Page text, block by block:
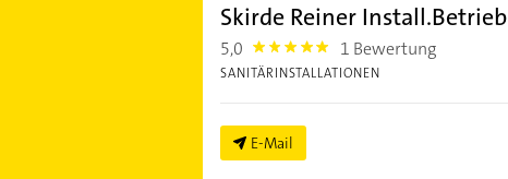
Skirde Reiner Install.Betrieb
5,0 5.0 1 Bewertung
SANITÄRINSTALLATIONEN
E-Mail